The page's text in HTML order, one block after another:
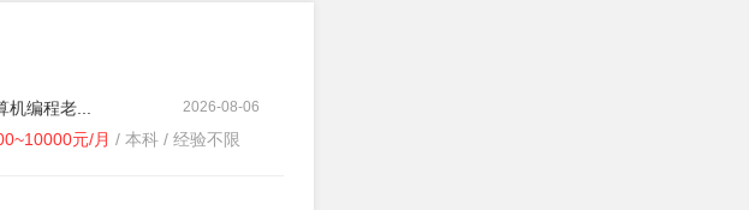
2026-08-06
机编程老...
元/月 / 本科 / 经验不限